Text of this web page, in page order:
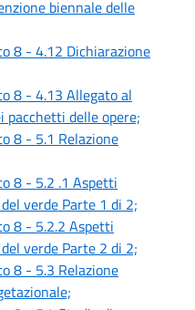
biennale delle
8 - 4.12 Dichiarazione
8 - 4.13 Allegato al
pacchetti delle opere;
8 - 5.1 Relazione
8 - 5.2 .1 Aspetti
verde Parte 1 di 2;
8 - 5.2.2 Aspetti
verde Parte 2 di 2;
8 - 5.3 Relazione